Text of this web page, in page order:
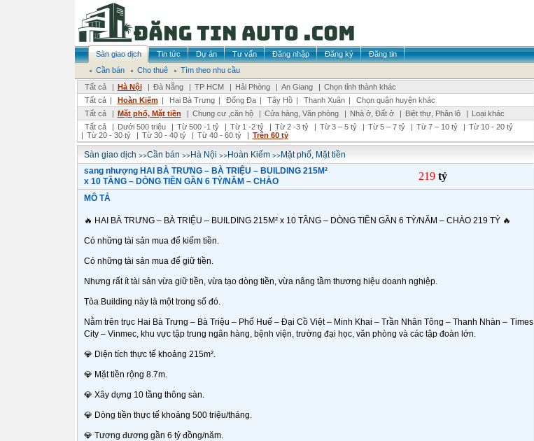
Sàn giao dịch Tin tức Dự án Tư vấn Đăng nhập Đăng ký
Đăng tin
Cần bán
Cho thuê
Tìm theo nhu cầu
Tất cả
| Hà Nội | Đà Nẵng | TP HCM | Hải Phòng | An Giang | Chọn tỉnh thành khác
Tất cả | Hoàn Kiếm | Hai Bà Trưng | Đống Đa | Tây Hồ | Thanh Xuân |
Chọn quận huyện khác
Tất cả
| Mặt phố, Mặt tiền | Chung cư ,căn hộ | Cửa hàng, Văn phòng | Nhà ở, Đất ở | Biệt thự, Phân lô | Loại khác
Tất cả
| Dưới 500 triệu | Từ 500 -1 tỷ | Từ 1 -2 tỷ | Từ 2 -3 tỷ | Từ 3 – 5 tỷ | Từ 5 – 7 tỷ | Từ 7 – 10 tỷ | Từ 10 - 20 tỷ
| Từ 20 - 30 tỷ | Từ 30 - 40 tỷ | Từ 40 - 60 tỷ | Trên 60 tỷ
Sàn giao dịch >>Cần bán >>Hà Nội >>Hoàn Kiếm>>Mặt phố, Mặt tiền
sang nhượng HAI BÀ TRƯNG – BÀ TRIỆU – BUILDING 215M²
x 10 TẦNG – DÒNG TIỀN GẦN 6 TỶ/NĂM – CHÀO
219 tỷ
MÔ TẢ
🔥 HAI BÀ TRƯNG – BÀ TRIỆU – BUILDING 215M² x 10 TẦNG – DÒNG TIỀN GẦN 6 TỶ/NĂM – CHÀO 219 TỶ 🔥
Có những tài sản mua để kiếm tiền.
Có những tài sản mua để giữ tiền.
Nhưng rất ít tài sản vừa giữ tiền, vừa tạo dòng tiền, vừa nâng tầm thương hiệu doanh nghiệp.
Tòa Building này là một trong số đó.
Nằm trên trục Hai Bà Trưng – Bà Triệu – Phố Huế – Đại Cồ Việt – Minh Khai – Trần Nhân Tông – Thanh Nhàn – Times
City – Vinmec, khu vực tập trung ngân hàng, bệnh viện, trường đại học, văn phòng và các tập đoàn lớn.
💎 Diện tích thực tế khoảng 215m².
💎 Mặt tiền rộng 8.7m.
💎 Xây dựng 10 tầng thông sàn.
💎 Dòng tiền thực tế khoảng 500 triệu/tháng.
💎 Tương đương gần 6 tỷ đồng/năm.